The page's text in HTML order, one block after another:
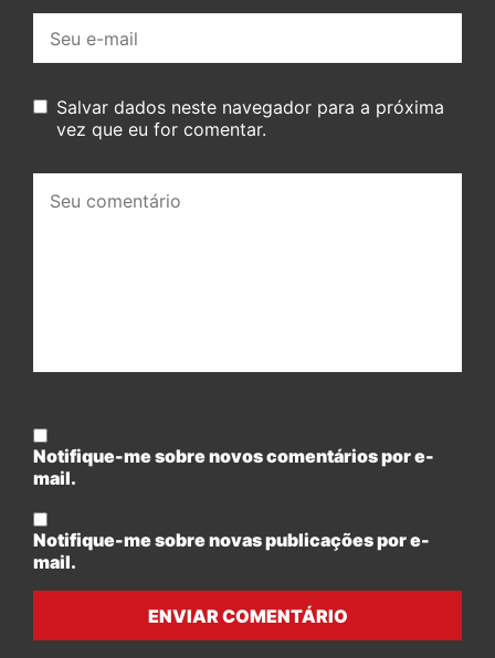
mail:
Salvar dados neste navegador para a próxima
vez que eu for comentar.
comentário:
Notifique-me sobre novos comentários por e-
mail.
Notifique-me sobre novas publicações por e-
mail.
ENVIAR COMENTÁRIO